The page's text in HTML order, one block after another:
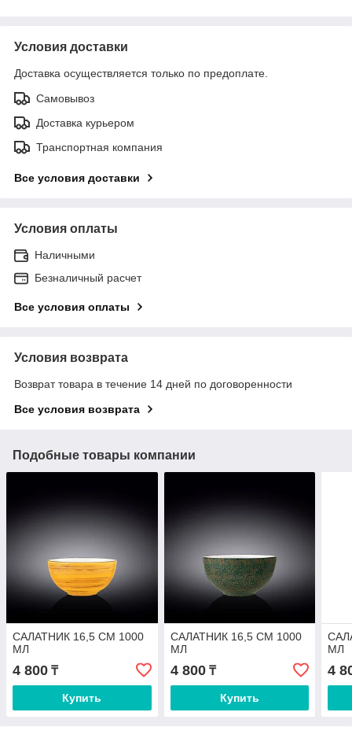
Условия доставки
Доставка осуществляется только по предоплате.
Самовывоз
Доставка курьером
Транспортная компания
Все условия доставки
Условия оплаты
Наличными
Безналичный расчет
Все условия оплаты
Условия возврата
Возврат товара в течение 14 дней по договоренности
Все условия возврата
Подобные товары компании
САЛАТНИК 16,5 СМ 1000
МЛ
4 800 ₸
Купить
САЛАТНИК 16,5 СМ 1000
МЛ
4 800₸
Купить
МЛ
4